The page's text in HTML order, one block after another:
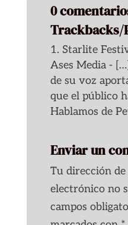
0
Trackbacks/
Starlite
Ases Media -
de su voz
que el público
Hablamos de
Enviar un
Tu dirección
electrónico no
campos